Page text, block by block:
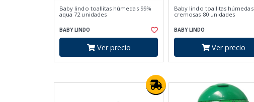
Baby lindo toallitas húmedas 99%
aqua 72 unidades
BABY LINDO
Ver precio
Baby lindo toallitas húmedas
cremosas 80 unidades
BABY LINDO
Ver precio